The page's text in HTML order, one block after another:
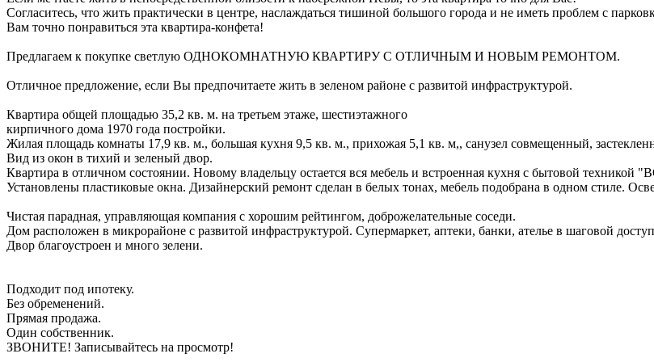
Согласитесь, что жить практически в центре, наслаждаться тишиной большого города и не иметь проблем с
Вам точно понравиться эта квартира-конфета!
Предлагаем к покупке светлую ОДНОКОМНАТНУЮ КВАРТИРУ С ОТЛИЧНЫМ И НОВЫМ РЕМОНТОМ.
Отличное предложение, если Вы предпочитаете жить в зеленом районе с развитой инфраструктурой.
Квартира общей площадью 35,2 кв. м. на третьем этаже, шестиэтажного
кирпичного дома 1970 года постройки.
Жилая площадь комнаты 17,9 кв. м., большая кухня 9,5 кв. м., прихожая 5,1 кв. м,, санузел совмещенный,
Вид из окон в тихий и зеленый двор.
Квартира в отличном состоянии. Новому владельцу остается вся мебель и встроенная кухня с бытовой техникой
Установлены пластиковые окна. Дизайнерский ремонт сделан в белых тонах, мебель подобрана в одном стиле.
Чистая парадная, управляющая компания с хорошим рейтингом, доброжелательные соседи.
Дом расположен в микрорайоне с развитой инфраструктурой. Супермаркет, аптеки, банки, ателье в шаговой
Двор благоустроен и много зелени.
Подходит под ипотеку.
Без обременений.
Прямая продажа.
Один собственник.
ЗВОНИТЕ! Записывайтесь на просмотр!